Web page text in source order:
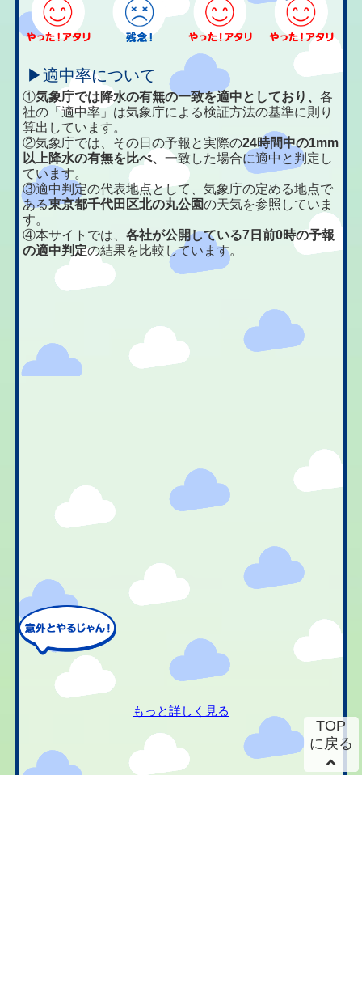
▶適中率について
①気象庁では降水の有無の一致を適中としており、各
社の「適中率」は気象庁による検証方法の基準に則り
算出しています。
②気象庁では、その日の予報と実際の24時間中の1mm
以上降水の有無を比べ、一致した場合に適中と判定し
ています。
③適中判定の代表地点として、気象庁の定める地点で
ある東京都千代田区北の丸公園の天気を参照していま
す。
④本サイトでは、各社が公開している7日前0時の予報
の適中判定の結果を比較しています。
もっと詳しく見る
TOP
に戻る